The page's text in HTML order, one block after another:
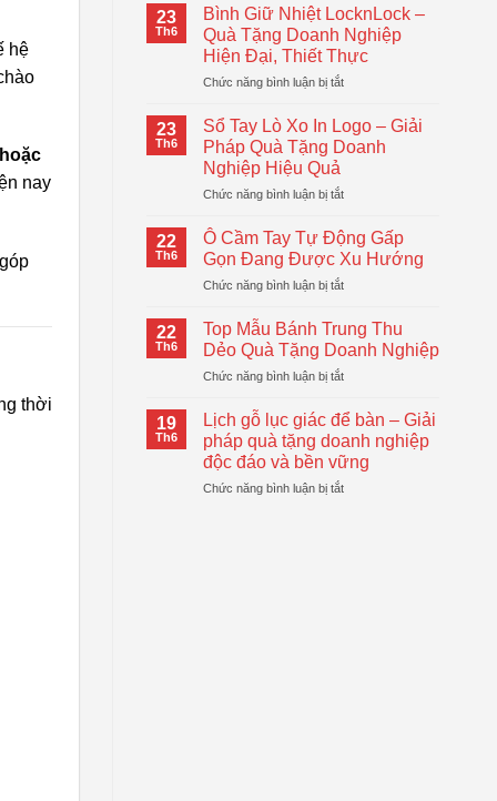
hệ
nay
thời
23
Th6
Bình Giữ Nhiệt LocknLock –
Quà Tặng Doanh Nghiệp
Hiện Đại, Thiết Thực
Chức năng bình luận bị tắtở
Nhiệt
LocknLock
Quà
Doanh
Nghiệp
Hiện
Đại,
Thực
23
Th6
Sổ Tay Lò Xo In Logo – Giải
Pháp Quà Tặng Doanh
Nghiệp Hiệu Quả
Chức năng bình luận bị tắtở
Tay
Lò
Xo
In
–
Giải
Quà
Doanh
Nghiệp
Hiệu
Quả
22
Th6
Ô Cầm Tay Tự Động Gấp
Gọn Đang Được Xu Hướng
Chức năng bình luận bị tắtở
Tay
Tự
Động
Gọn
Đang
Được
Xu
Hướng
22
Th6
Top Mẫu Bánh Trung Thu
Dẻo Quà Tặng Doanh Nghiệp
Chức năng bình luận bị tắtở
Mẫu
Bánh
Trung
Thu
Dẻo
19
Th6
Lịch gỗ lục giác để bàn – Giải
pháp quà tặng doanh nghiệp
độc đáo và bền vững
Chức năng bình luận bị tắtở